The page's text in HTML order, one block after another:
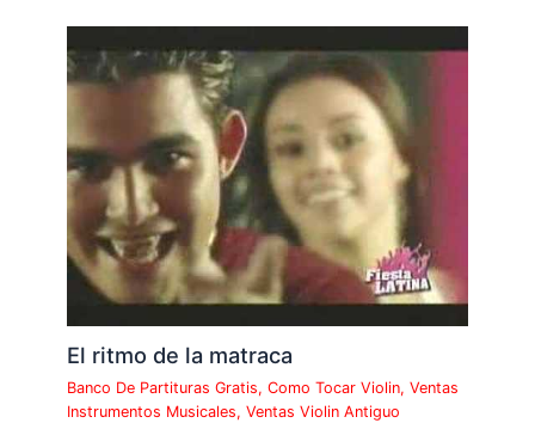
El ritmo de la matraca
Banco De Partituras Gratis,Como Tocar Violin,Ventas
Instrumentos Musicales,Ventas Violin Antiguo